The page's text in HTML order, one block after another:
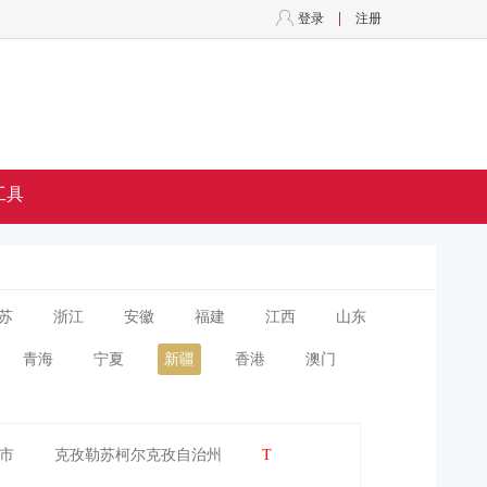
注册
登录
具
浙江 安徽 福建 江西 山东
青海 宁夏 新疆 香港 澳门
克孜勒苏柯尔克孜自治州 T